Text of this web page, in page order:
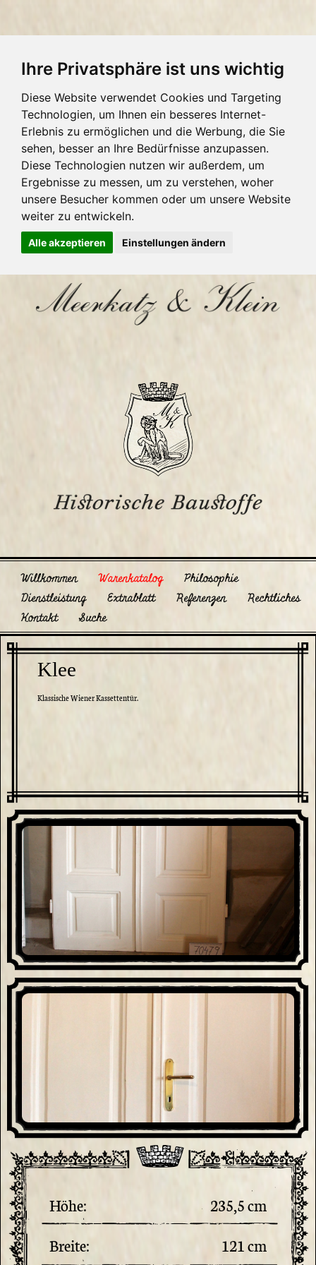
Ihre Privatsphäre ist uns wichtig
Diese Website verwendet Cookies und Targeting
Technologien, um Ihnen ein besseres Internet-
Erlebnis zu ermöglichen und die Werbung, die Sie
sehen, besser an Ihre Bedürfnisse anzupassen.
Diese Technologien nutzen wir außerdem, um
Ergebnisse zu messen, um zu verstehen, woher
unsere Besucher kommen oder um unsere Website
weiter zu entwickeln.
Alle akzeptieren Einstellungen ändern
Willkommen Warenkatalog
Philosophie
Dienstleistung
Extrablatt Referenzen
Rechtliches
Kontakt
Suche
Klee
Klassische Wiener Kassettentür.
Höhe:
235,5 cm
Breite:
121 cm